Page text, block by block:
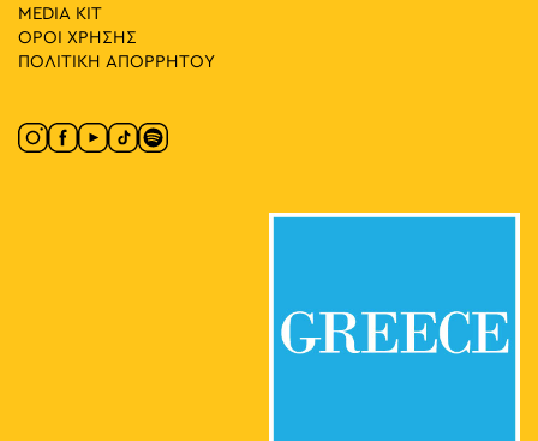
MEDIA ΚIT
ΟΡΟΙ ΧΡΗΣΗΣ
ΠΟΛΙΤΙΚΗ ΑΠΟΡΡΗΤΟΥ